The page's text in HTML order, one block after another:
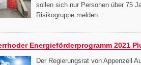
sollen sich nur Personen über 75
Risikogruppe melden.…
Energieförderprogramm 2021
Der Regierungsrat von Appenzell